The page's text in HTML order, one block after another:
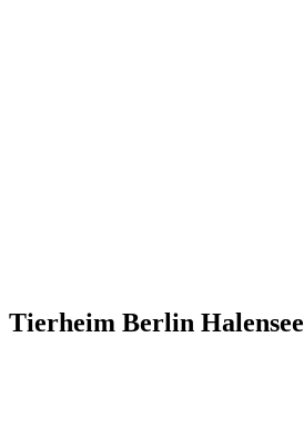
Tierheim Berlin Halensee